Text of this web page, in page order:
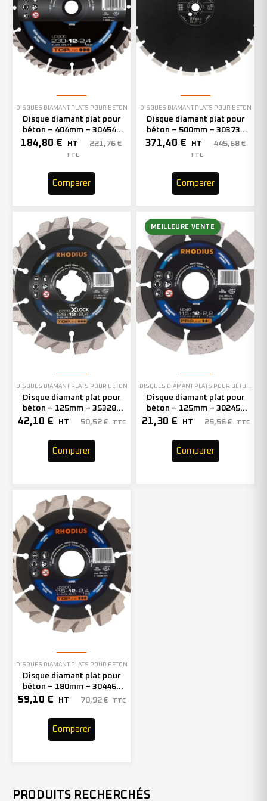
DISQUES DIAMANT PLATS POUR BÉTON
Disque diamant plat pour
béton – 404mm – 304544
(x1)
184,80 € HT 221,76 €
TTC
Comparer
DISQUES DIAMANT PLATS POUR BÉTON
Disque diamant plat pour
béton – 500mm – 303735
(x1)
371,40 € HT 445,68 €
TTC
Comparer
DISQUES DIAMANT PLATS POUR BÉTON
Disque diamant plat pour
béton – 125mm – 353288
(x1)
42,10 € HT 50,52 € TTC
Comparer
MEILLEURE VENTE
DISQUES DIAMANT PLATS POUR BÉTON
Disque diamant plat pour
béton – 125mm – 302450
(x1)
21,30 € HT 25,56 € TTC
Comparer
DISQUES DIAMANT PLATS POUR BÉTON
Disque diamant plat pour
béton – 180mm – 304464
(x1)
59,10 € HT 70,92 € TTC
Comparer
PRODUITS RECHERCHÉS